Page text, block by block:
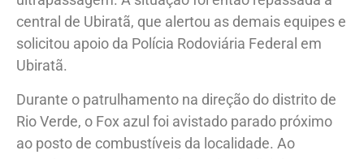
ultrapassagem. A situação foi então repassada à
central de Ubiratã, que alertou as demais equipes e
solicitou apoio da Polícia Rodoviária Federal em
Durante o patrulhamento na direção do distrito de
Rio Verde, o Fox azul foi avistado parado próximo